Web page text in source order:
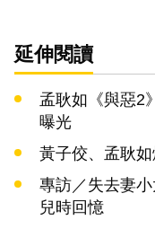
延伸閱讀
孟耿如《與惡2
曝光
黃子佼、孟耿
專訪／失去妻
兒時回憶